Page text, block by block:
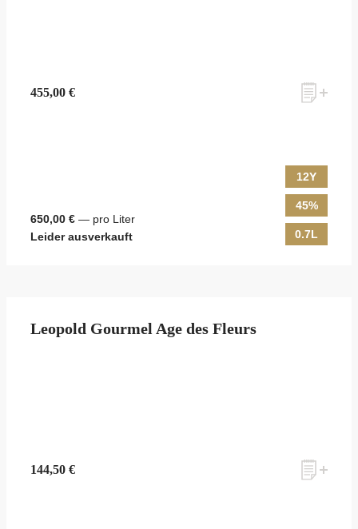
455,00 €
650,00 € — pro Liter
Leider ausverkauft
12Y
45%
0.7L
Leopold Gourmel Age des Fleurs
144,50 €